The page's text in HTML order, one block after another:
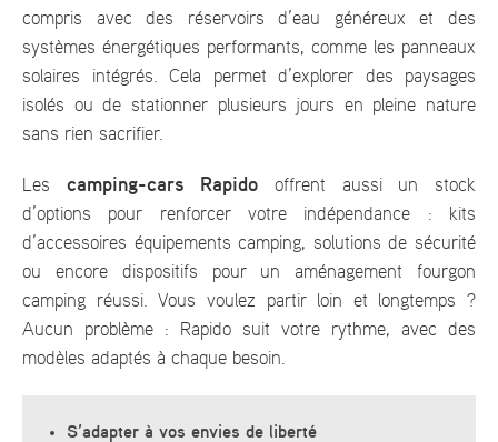
compris avec des réservoirs d’eau généreux et des
systèmes énergétiques performants, comme les panneaux
solaires intégrés. Cela permet d’explorer des paysages
isolés ou de stationner plusieurs jours en pleine nature
sans rien sacrifier.
Les camping-cars Rapido offrent aussi un stock
d’options pour renforcer votre indépendance : kits
d’accessoires équipements camping, solutions de sécurité
ou encore dispositifs pour un aménagement fourgon
camping réussi. Vous voulez partir loin et longtemps ?
Aucun problème : Rapido suit votre rythme, avec des
modèles adaptés à chaque besoin.
S’adapter à vos envies de liberté